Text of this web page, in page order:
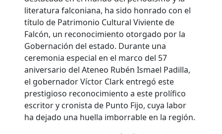
literatura falconiana, ha sido honrado con el
título de Patrimonio Cultural Viviente de
Falcón, un reconocimiento otorgado por la
Gobernación del estado. Durante una
ceremonia especial en el marco del 57
aniversario del Ateneo Rubén Ismael Padilla,
el gobernador Víctor Clark entregó este
prestigioso reconocimiento a este prolífico
escritor y cronista de Punto Fijo, cuya labor
ha dejado una huella imborrable en la región.